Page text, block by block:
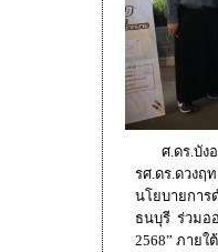
ศ.ดร.บังอ
รศ.ดร.ดวงฤ
นโยบายการ
ธนบุรี ร่วมอ
2568” ภาย